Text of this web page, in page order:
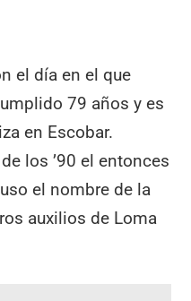
el día en el que
79 años y es
en Escobar.
los ’90 el entonces
el nombre de la
auxilios de Loma